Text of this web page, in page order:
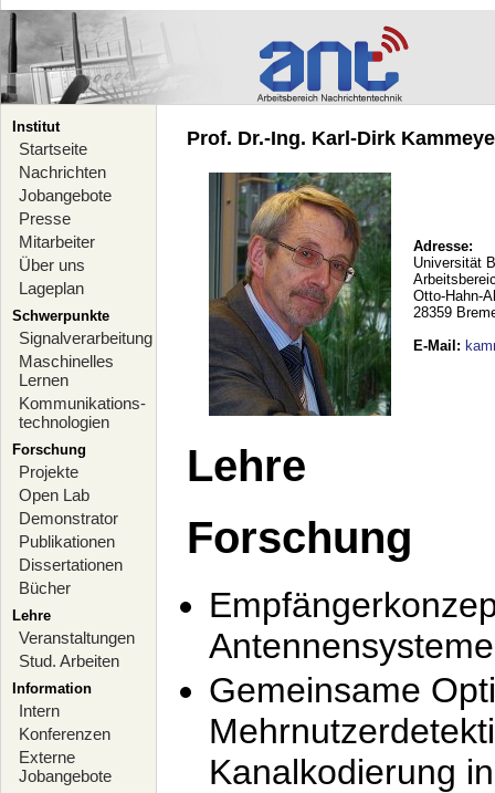
Institut
Startseite
Nachrichten
Jobangebote
Presse
Mitarbeiter
Über uns
Lageplan
Schwerpunkte
Signalverarbeitung
Maschinelles
Lernen
Kommunikations-
technologien
Forschung
Projekte
Open Lab
Demonstrator
Publikationen
Dissertationen
Bücher
Lehre
Veranstaltungen
Stud. Arbeiten
Information
Intern
Konferenzen
Externe
Jobangebote
Prof. Dr.-Ing. Karl-Dirk
Adresse:
Universität
Otto-Hahn-
28359
E-Mail :
Lehre
Forschung
Antennensysteme
Gemeinsame
Kanalkodierung